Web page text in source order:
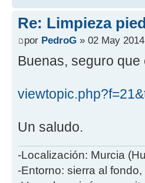
Re: Limpieza
por PedroG » 02 May
Buenas, seguro
Un saludo.
-Localización: Murcia
-Entorno: sierra al